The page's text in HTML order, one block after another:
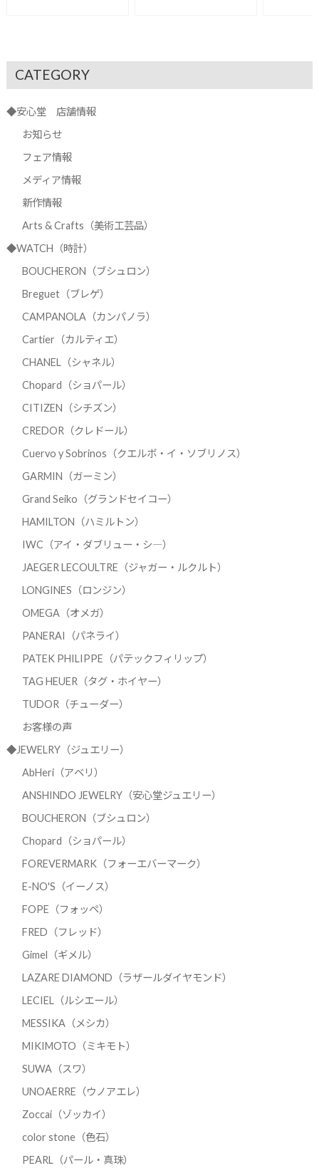
CATEGORY
◆安心堂 店舗情報
お知らせ
フェア情報
メディア情報
新作情報
Arts & Crafts（美術工芸品）
◆WATCH（時計）
BOUCHERON（ブシュロン）
Breguet（ブレゲ）
CAMPANOLA（カンパノラ）
Cartier（カルティエ）
CHANEL（シャネル）
Chopard（ショパール）
CITIZEN（シチズン）
CREDOR（クレドール）
Cuervo y Sobrinos（クエルボ・イ・ソブリノス）
GARMIN（ガーミン）
Grand Seiko（グランドセイコー）
HAMILTON（ハミルトン）
IWC（アイ・ダブリュー・シ―）
JAEGER LECOULTRE（ジャガー・ルクルト）
LONGINES（ロンジン）
OMEGA（オメガ）
PANERAI（パネライ）
PATEK PHILIPPE（パテックフィリップ）
TAG HEUER（タグ・ホイヤー）
TUDOR（チューダー）
お客様の声
◆JEWELRY（ジュエリー）
AbHeri（アベリ）
ANSHINDO JEWELRY（安心堂ジュエリー）
BOUCHERON（ブシュロン）
Chopard（ショパール）
FOREVERMARK（フォーエバーマーク）
E-NO'S（イーノス）
FOPE（フォッペ）
FRED（フレッド）
Gimel（ギメル）
LAZARE DIAMOND（ラザールダイヤモンド）
LECIEL（ルシエール）
MESSIKA（メシカ）
MIKIMOTO（ミキモト）
SUWA（スワ）
UNOAERRE（ウノアエレ）
Zoccai（ゾッカイ）
color stone（色石）
PEARL（パール・真珠）